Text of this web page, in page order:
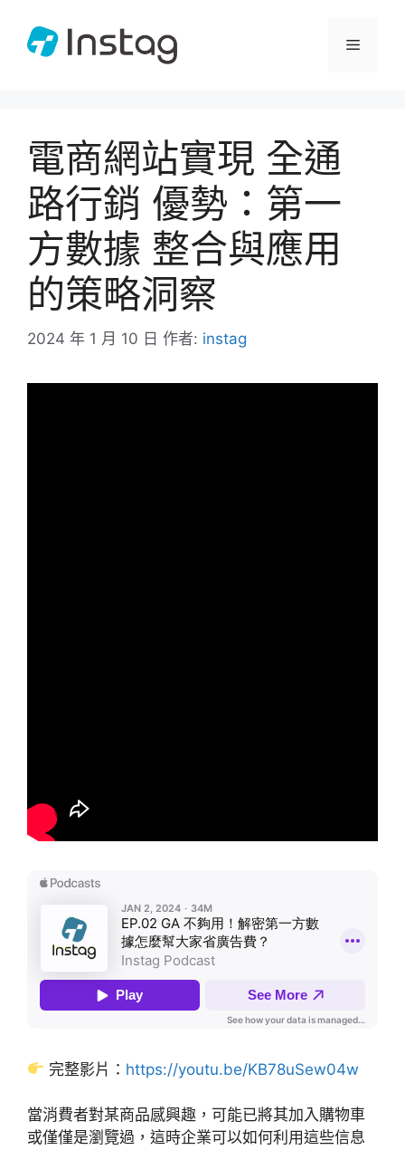
選
電商網站實現 全通
路行銷 優勢：第一
方數據 整合與應用
的策略洞察
2024 年 1 月 10 日 作者: instag
完整影片： https://youtu.be/KB78uSew04w
當消費者對某商品感興趣，可能已將其加入購物車
或僅僅是瀏覽過，這時企業可以如何利用這些信息